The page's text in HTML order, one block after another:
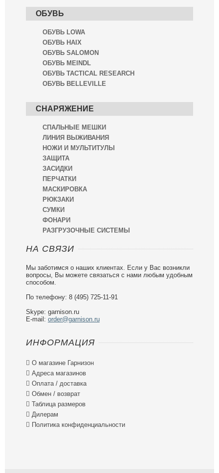
ОБУВЬ
ОБУВЬ LOWA
ОБУВЬ HAIX
ОБУВЬ SALOMON
ОБУВЬ MEINDL
ОБУВЬ TACTICAL RESEARCH
ОБУВЬ BELLEVILLE
СНАРЯЖЕНИЕ
СПАЛЬНЫЕ МЕШКИ
ЛИНИЯ ВЫЖИВАНИЯ
НОЖИ И МУЛЬТИТУЛЫ
ЗАЩИТА
ЗАСИДКИ
ПЕРЧАТКИ
МАСКИРОВКА
РЮКЗАКИ
СУМКИ
ФОНАРИ
РАЗГРУЗОЧНЫЕ СИСТЕМЫ
НА СВЯЗИ
Мы заботимся о наших клиентах. Если у Вас возникли
вопросы, Вы можете связаться с нами любым удобным
способом.
По телефону: 8 (495) 725-11-91
Skype: garnison.ru
E-mail: order@garnison.ru
ИНФОРМАЦИЯ
 О магазине Гарнизон
 Адреса магазинов
 Оплата / доставка
 Обмен / возврат
 Таблица размеров
 Дилерам
 Политика конфиденциальности